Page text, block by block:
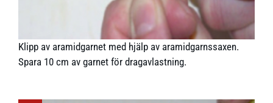
Klipp av aramidgarnet med hjälp av aramidgarnssaxen.
Spara 10 cm av garnet för dragavlastning.